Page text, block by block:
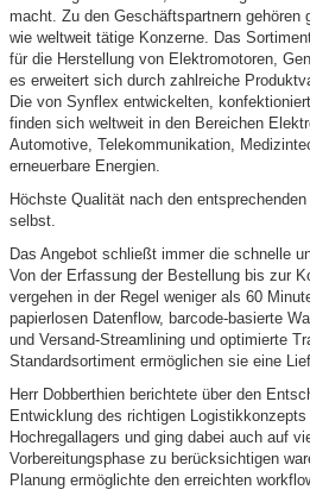
macht. Zu den Geschäftspartnern gehören
wie weltweit tätige Konzerne. Das
für die Herstellung von Elektromotoren,
es erweitert sich durch zahlreiche
Die von Synflex entwickelten,
finden sich weltweit in den Bereichen
Automotive, Telekommunikation,
erneuerbare Energien.
Höchste Qualität nach den
selbst.
Das Angebot schließt immer die schnelle
Von der Erfassung der Bestellung bis zur
vergehen in der Regel weniger als 60
papierlosen Datenflow, barcode-basierte
und Versand-Streamlining und optimierte
Standardsortiment ermöglichen sie eine
Herr Dobberthien berichtete über den
Entwicklung des richtigen
Hochregallagers und ging dabei auch auf
Vorbereitungsphase zu berücksichtigen
Planung ermöglichte den erreichten